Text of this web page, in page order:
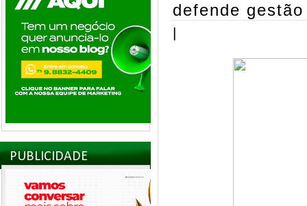
PUBLICIDADE
defende gestão
|